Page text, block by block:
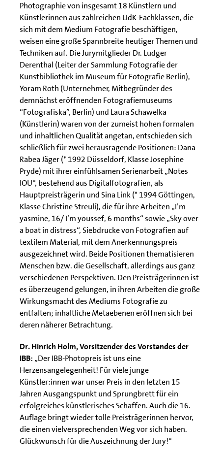
Photographie von insgesamt 18 Künstlern und
Künstlerinnen aus zahlreichen UdK-Fachklassen, die
sich mit dem Medium Fotografie beschäftigen,
weisen eine große Spannbreite heutiger Themen und
Techniken auf. Die Jurymitglieder Dr. Ludger
Derenthal (Leiter der Sammlung Fotografie der
Kunstbibliothek im Museum für Fotografie Berlin),
Yoram Roth (Unternehmer, Mitbegründer des
demnächst eröffnenden Fotografiemuseums
“Fotografiska”, Berlin) und Laura Schawelka
(Künstlerin) waren von der zumeist hohen formalen
und inhaltlichen Qualität angetan, entschieden sich
schließlich für zwei herausragende Positionen: Dana
Rabea Jäger (* 1992 Düsseldorf, Klasse Josephine
Pryde) mit ihrer einfühlsamen Serienarbeit „Notes
IOU“, bestehend aus Digitalfotografien, als
Hauptpreisträgerin und Sina Link (* 1994 Göttingen,
Klasse Christine Streuli), die für ihre Arbeiten „I’m
yasmine, 16/ I’m youssef, 6 months“ sowie „Sky over
a boat in distress“, Siebdrucke von Fotografien auf
textilem Material, mit dem Anerkennungspreis
ausgezeichnet wird. Beide Positionen thematisieren
Menschen bzw. die Gesellschaft, allerdings aus ganz
verschiedenen Perspektiven. Den Preisträgerinnen ist
es überzeugend gelungen, in ihren Arbeiten die große
Wirkungsmacht des Mediums Fotografie zu
entfalten; inhaltliche Metaebenen eröffnen sich bei
deren näherer Betrachtung.
Dr. Hinrich Holm, Vorsitzender des Vorstandes der
IBB: „Der IBB-Photopreis ist uns eine
Herzensangelegenheit! Für viele junge
Künstler:innen war unser Preis in den letzten 15
Jahren Ausgangspunkt und Sprungbrett für ein
erfolgreiches künstlerisches Schaffen. Auch die 16.
Auflage bringt wieder tolle Preisträgerinnen hervor,
die einen vielversprechenden Weg vor sich haben.
Glückwunsch für die Auszeichnung der Jury!“